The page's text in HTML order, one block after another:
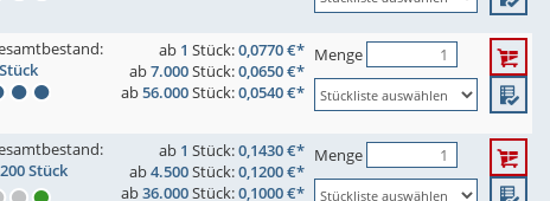
ab 1 Stück:0,0770 €*
ab7.000Stück:0,0650 €*
ab56.000Stück:0,0540 €*
Menge
Stück
ab 1 Stück:0,1430 €*
ab4.500Stück:0,1200 €*
ab36.000Stück:0,1000 €*
Menge